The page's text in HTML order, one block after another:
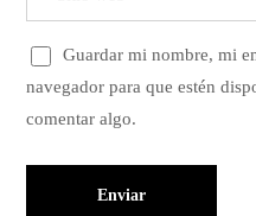
Guardar mi nombre, mi
navegador para que estén
comentar algo.